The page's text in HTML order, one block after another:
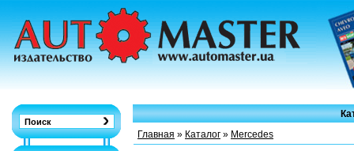
Главная » Каталог » Mercedes